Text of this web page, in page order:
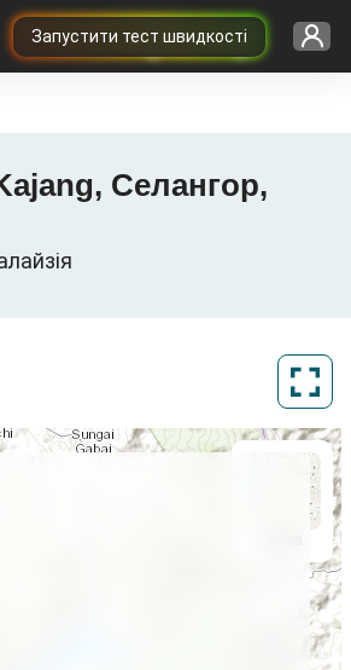
Запустити тест швидкості
Селангор,